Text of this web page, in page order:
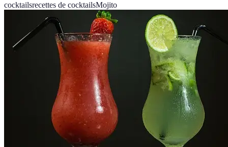
cocktailsrecettes de cocktailsMojito